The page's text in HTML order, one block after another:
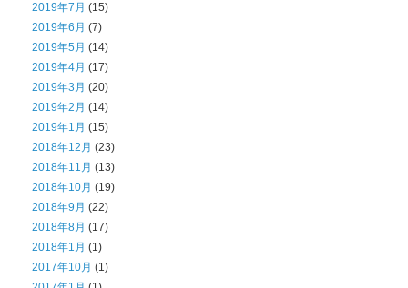
2019年7月 (15)
2019年6月 (7)
2019年5月 (14)
2019年4月 (17)
2019年3月 (20)
2019年2月 (14)
2019年1月 (15)
2018年12月 (23)
2018年11月 (13)
2018年10月 (19)
2018年9月 (22)
2018年8月 (17)
2018年1月 (1)
2017年10月 (1)